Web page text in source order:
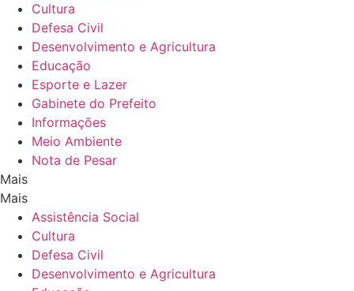
Cultura
Defesa Civil
Desenvolvimento e Agricultura
Educação
Esporte e Lazer
Gabinete do Prefeito
Informações
Meio Ambiente
Nota de Pesar
Mais
Mais
Assistência Social
Cultura
Defesa Civil
Desenvolvimento e Agricultura